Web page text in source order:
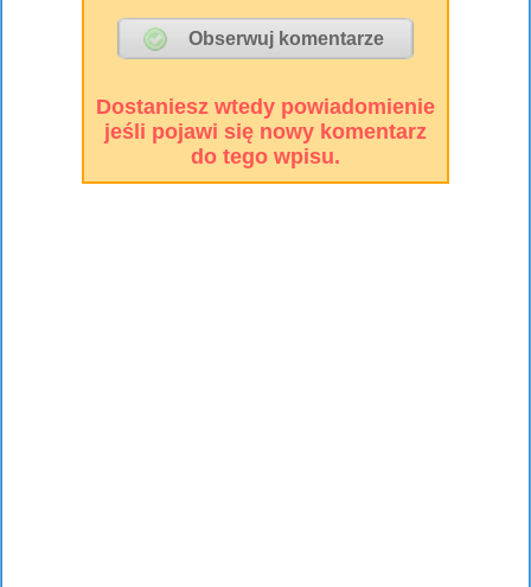
Dostaniesz wtedy powiadomienie
jeśli pojawi się nowy komentarz
do tego wpisu.